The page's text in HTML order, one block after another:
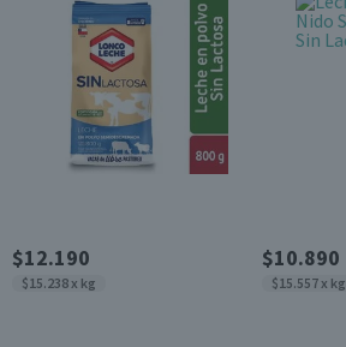
$12.190
$15.238 x kg
$10.890
$15.557 x kg